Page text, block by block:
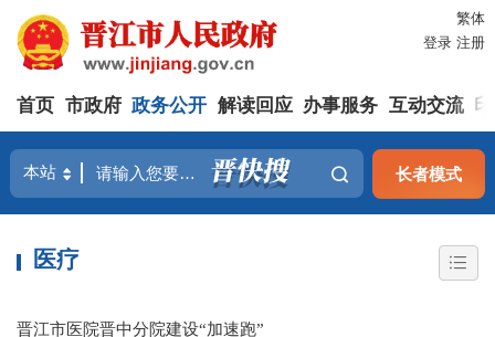
繁体
登录 注册
首页 市政府 政务公开 解读回应 办事服务 互动交流
长者模式
医疗
晋江市医院晋中分院建设“加速跑”